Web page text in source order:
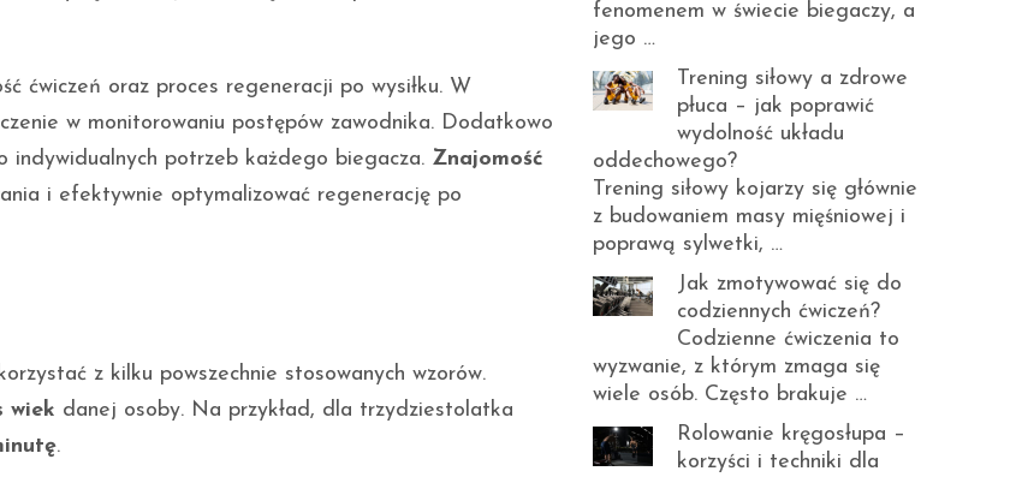
ćwiczeń oraz proces regeneracji po wysiłku. W
w monitorowaniu postępów zawodnika. Dodatkowo
indywidualnych potrzeb każdego biegacza. Znajomość
i efektywnie optymalizować regenerację po
z kilku powszechnie stosowanych wzorów.
wiek danej osoby. Na przykład, dla trzydziestolatka
.
fenomenem w świecie biegaczy, a
jego …
Trening siłowy a zdrowe
płuca – jak poprawić
wydolność układu
oddechowego?
Trening siłowy kojarzy się głównie
z budowaniem masy mięśniowej i
poprawą sylwetki, …
Jak zmotywować się do
codziennych ćwiczeń?
Codzienne ćwiczenia to
wyzwanie, z którym zmaga się
wiele osób. Często brakuje …
Rolowanie kręgosłupa –
korzyści i techniki dla